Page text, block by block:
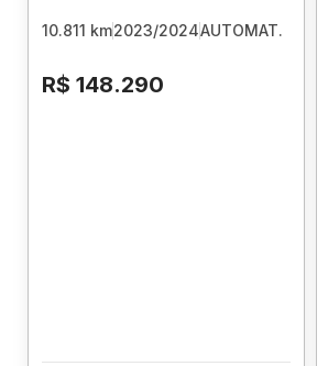
10.811 km2023/2024AUTOMAT.
R$ 148.290